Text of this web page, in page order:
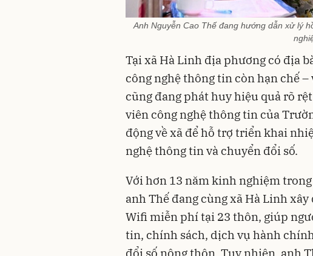
Anh Nguyễn Cao Thế đang hướng dẫn xử lý
Tại xã Hà Linh địa phương có địa
công nghệ thông tin còn hạn chế
cũng đang phát huy hiệu quả rõ
viên công nghệ thông tin của
động về xã để hỗ trợ triển khai
nghệ thông tin và chuyển đổi số.
Với hơn 13 năm kinh nghiệm
anh Thế đang cùng xã Hà Linh
Wifi miễn phí tại 23 thôn, giúp
tin, chính sách, dịch vụ hành
đổi số nông thôn. Tuy nhiên, anh